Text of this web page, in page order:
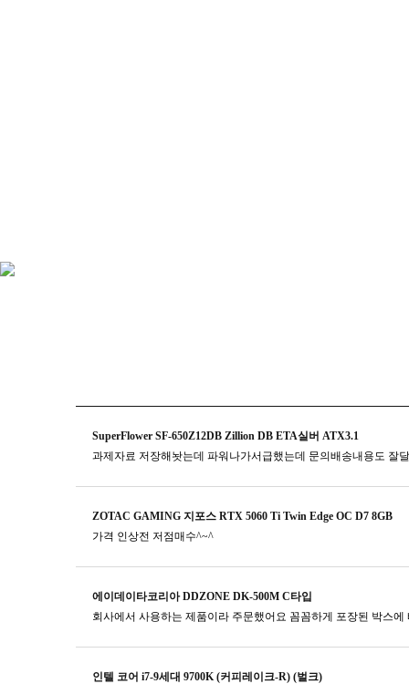
SuperFlower SF-650Z12DB Zillion DB ETA실버 ATX3.1
과제자료 저장해놧는데 파워나가서급했는데 문의배송내용도 잘
ZOTAC GAMING 지포스 RTX 5060 Ti Twin Edge OC D7 8GB
가격 인상전 저점매수^~^
에이데이타코리아 DDZONE DK-500M C타입
회사에서 사용하는 제품이라 주문했어요 꼼꼼하게 포장된 박스
인텔 코어 i7-9세대 9700K (커피레이크-R) (벌크)